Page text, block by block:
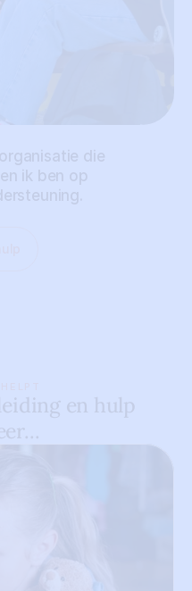
die
ik ben op
en hulp